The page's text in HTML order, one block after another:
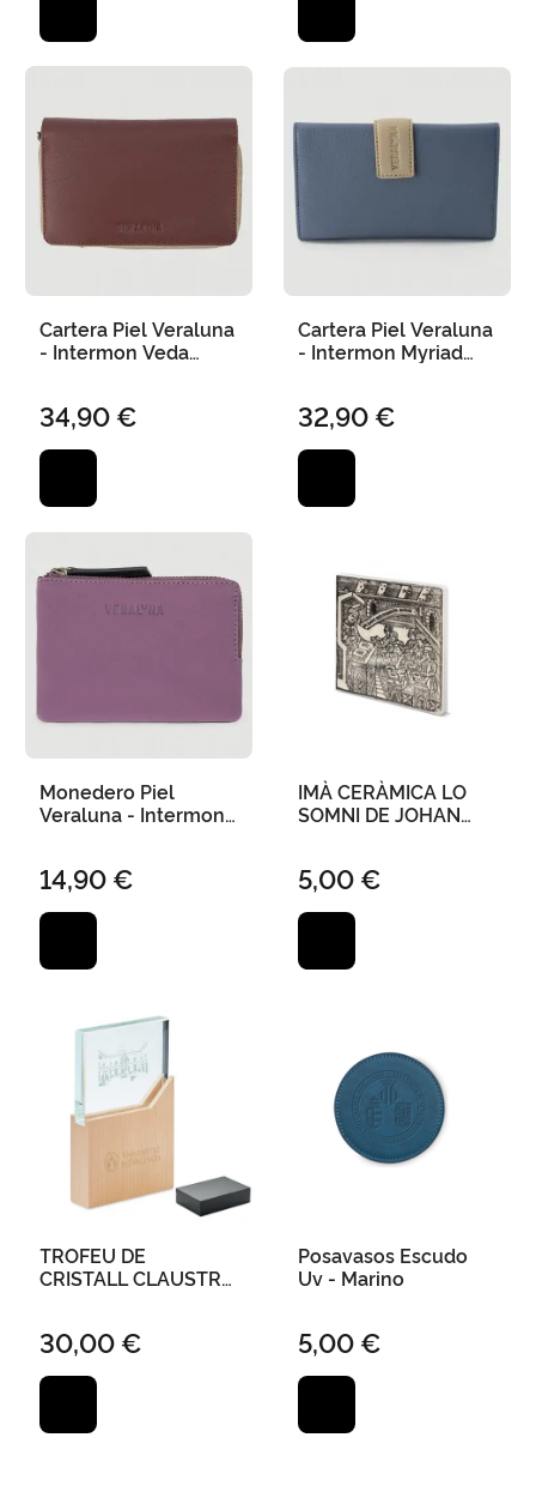
Cartera Piel Veraluna
- Intermon Veda
34,90 €
Cartera Piel Veraluna
- Intermon Myriad
32,90 €
Monedero Piel
Veraluna - Intermon
14,90 €
IMÀ CERÀMICA LO
SOMNI DE JOHAN
5,00 €
TROFEU DE
CRISTALL CLAUSTRE
30,00 €
Posavasos Escudo
Uv - Marino
5,00 €